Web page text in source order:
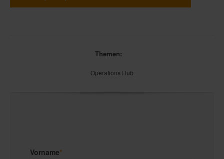
Themen:
Operations Hub
Vorname*